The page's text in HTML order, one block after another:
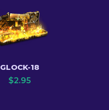
GLOCK-18
$2.95